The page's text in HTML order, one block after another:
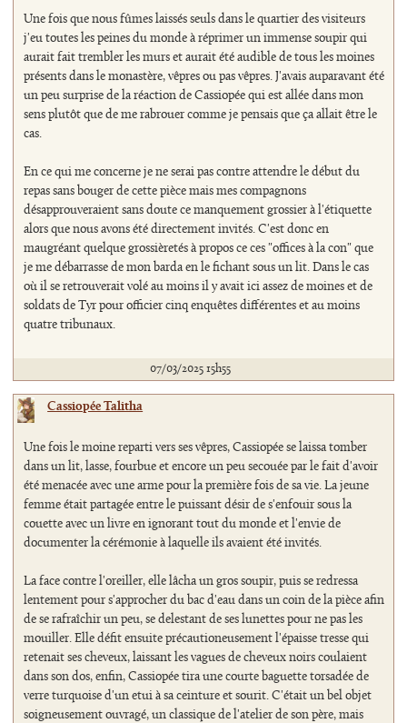
Une fois que nous fûmes laissés seuls dans le quartier des visiteurs
j'eu toutes les peines du monde à réprimer un immense soupir qui
aurait fait trembler les murs et aurait été audible de tous les moines
présents dans le monastère, vêpres ou pas vêpres. J'avais auparavant été
un peu surprise de la réaction de Cassiopée qui est allée dans mon
sens plutôt que de me rabrouer comme je pensais que ça allait être le
cas.
En ce qui me concerne je ne serai pas contre attendre le début du
repas sans bouger de cette pièce mais mes compagnons
désapprouveraient sans doute ce manquement grossier à l'étiquette
alors que nous avons été directement invités. C'est donc en
maugréant quelque grossièretés à propos ce ces "offices à la con" que
je me débarrasse de mon barda en le fichant sous un lit. Dans le cas
où il se retrouverait volé au moins il y avait ici assez de moines et de
soldats de Tyr pour officier cinq enquêtes différentes et au moins
quatre tribunaux.
07/03/2025 15h55
Cassiopée Talitha
Une fois le moine reparti vers ses vêpres, Cassiopée se laissa tomber
dans un lit, lasse, fourbue et encore un peu secouée par le fait d'avoir
été menacée avec une arme pour la première fois de sa vie. La jeune
femme était partagée entre le puissant désir de s'enfouir sous la
couette avec un livre en ignorant tout du monde et l'envie de
documenter la cérémonie à laquelle ils avaient été invités.
La face contre l'oreiller, elle lâcha un gros soupir, puis se redressa
lentement pour s'approcher du bac d'eau dans un coin de la pièce afin
de se rafraîchir un peu, se delestant de ses lunettes pour ne pas les
mouiller. Elle défit ensuite précautioneusement l'épaisse tresse qui
retenait ses cheveux, laissant les vagues de cheveux noirs coulaient
dans son dos, enfin, Cassiopée tira une courte baguette torsadée de
verre turquoise d'un etui à sa ceinture et sourit. C'était un bel objet
soigneusement ouvragé, un classique de l'atelier de son père, mais